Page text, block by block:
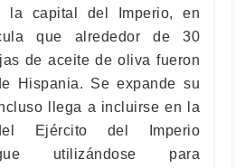
la capital del Imperio, en
que alrededor de 30
de aceite de oliva fueron
Hispania. Se expande su
llega a incluirse en la
Ejército del Imperio
utilizándose para